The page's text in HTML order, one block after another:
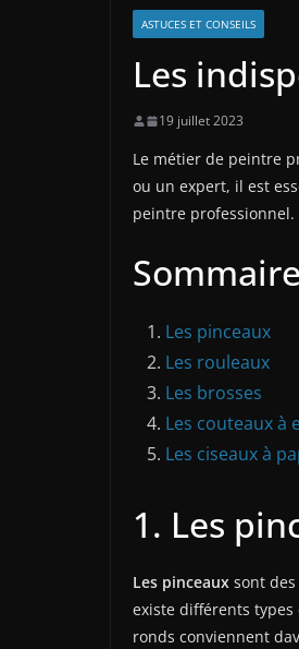
ASTUCES ET CONSEILS
Les
19 juillet 2023
Le métier de peintre
ou un expert, il est
peintre professionnel.
Les pinceaux
Les rouleaux
Les brosses
Les couteaux à
Les ciseaux à
1. Les
Les pinceaux sont
existe différents
ronds conviennent